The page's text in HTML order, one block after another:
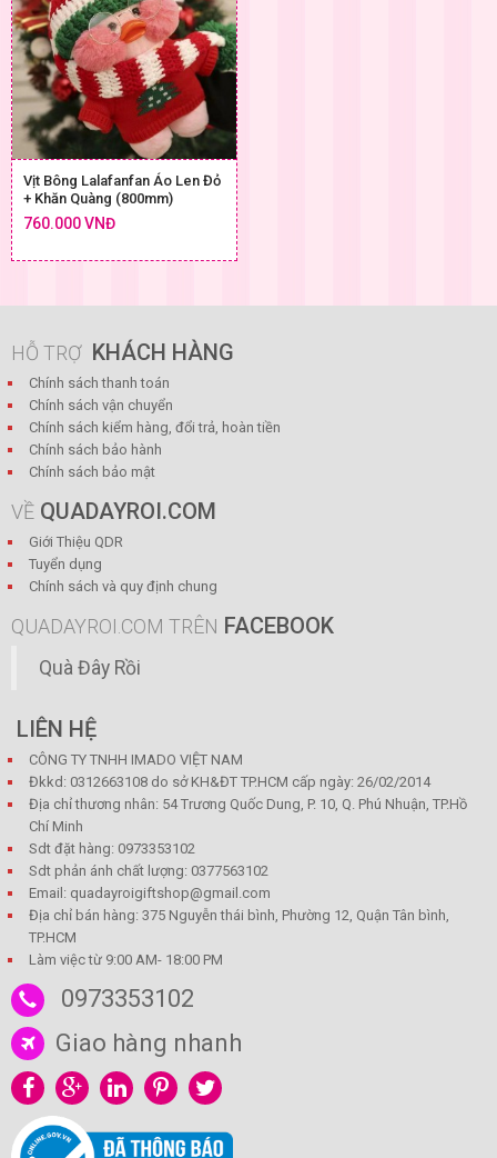
Vịt Bông Lalafanfan Áo Len Đỏ
+ Khăn Quàng (800mm)
760.000 VNĐ
HỖ TRỢ KHÁCH HÀNG
Chính sách thanh toán
Chính sách vận chuyển
Chính sách kiểm hàng, đổi trả, hoàn tiền
Chính sách bảo hành
Chính sách bảo mật
VỀ QUADAYROI.COM
Giới Thiệu QDR
Tuyển dụng
Chính sách và quy định chung
QUADAYROI.COM TRÊN FACEBOOK
Quà Đây Rồi
LIÊN HỆ
CÔNG TY TNHH IMADO VIỆT NAM
Đkkd: 0312663108 do sở KH&ĐT TP.HCM cấp ngày: 26/02/2014
Địa chỉ thương nhân: 54 Trương Quốc Dung, P. 10, Q. Phú Nhuận, TP.Hồ
Chí Minh
Sdt đặt hàng: 0973353102
Sdt phản ánh chất lượng: 0377563102
Email: quadayroigiftshop@gmail.com
Địa chỉ bán hàng: 375 Nguyễn thái bình, Phường 12, Quận Tân bình,
TP.HCM
Làm việc từ 9:00 AM- 18:00 PM
0973353102
Giao hàng nhanh